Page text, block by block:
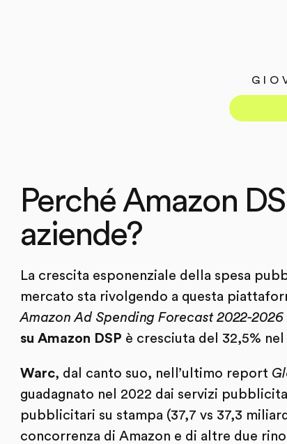
Perché Amazon
aziende?
La crescita esponenziale della spesa
mercato sta rivolgendo a questa
Amazon Ad Spending Forecast 2022-2026
su Amazon DSP è cresciuta del 32,5% nel
Warc, dal canto suo, nell’ultimo report
guadagnato nel 2022 dai servizi
pubblicitari su stampa (37,7 vs 37,3
concorrenza di Amazon e di altre due